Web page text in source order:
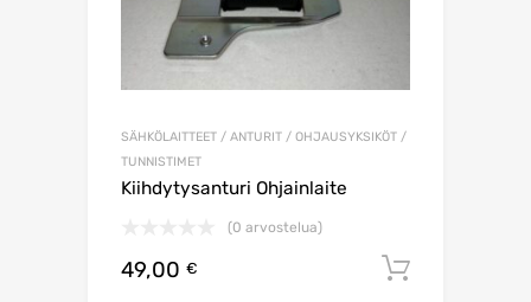
SÄHKÖLAITTEET / ANTURIT / OHJAUSYKSIKÖT /
TUNNISTIMET
Kiihdytysanturi Ohjainlaite
(0 arvostelua)
49,00 €